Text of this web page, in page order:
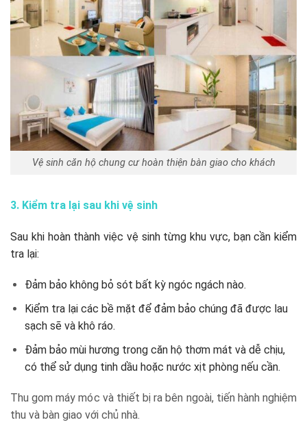
Vệ sinh căn hộ chung cư hoàn thiện bàn giao cho khách
3. Kiểm tra lại sau khi vệ sinh
Sau khi hoàn thành việc vệ sinh từng khu vực, bạn cần kiểm
tra lại:
Đảm bảo không bỏ sót bất kỳ ngóc ngách nào.
Kiểm tra lại các bề mặt để đảm bảo chúng đã được lau
sạch sẽ và khô ráo.
Đảm bảo mùi hương trong căn hộ thơm mát và dễ chịu,
có thể sử dụng tinh dầu hoặc nước xịt phòng nếu cần.
Thu gom máy móc và thiết bị ra bên ngoài, tiến hành nghiệm
thu và bàn giao với chủ nhà.